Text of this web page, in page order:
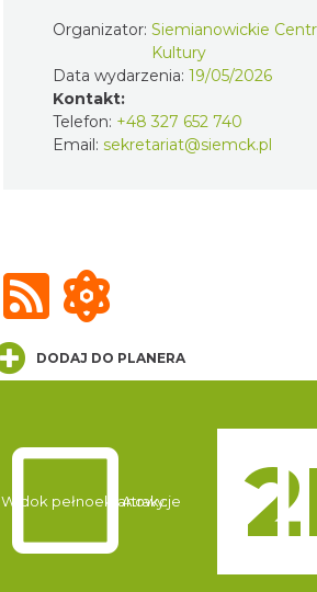
Organizator: Siemianowickie
Kultury
Data wydarzenia: 19/05/2026
Kontakt:
Telefon: +48 327 652 740
Email: sekretariat@siemck.pl
DODAJ DO PLANERA
Widok pełnoekranowy:
Atrakcje